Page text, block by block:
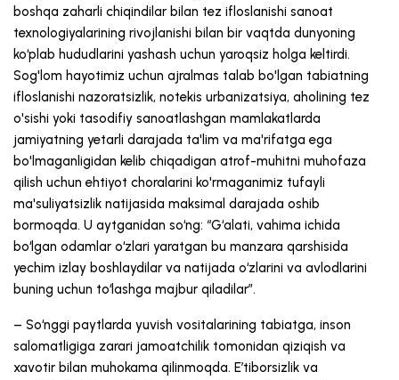
boshqa zaharli chiqindilar bilan tez ifloslanishi sanoat
texnologiyalarining rivojlanishi bilan bir vaqtda dunyoning
ko‘plab hududlarini yashash uchun yaroqsiz holga keltirdi.
Sog'lom hayotimiz uchun ajralmas talab bo'lgan tabiatning
ifloslanishi nazoratsizlik, notekis urbanizatsiya, aholining tez
o'sishi yoki tasodifiy sanoatlashgan mamlakatlarda
jamiyatning yetarli darajada ta'lim va ma'rifatga ega
bo'lmaganligidan kelib chiqadigan atrof-muhitni muhofaza
qilish uchun ehtiyot choralarini ko'rmaganimiz tufayli
ma'suliyatsizlik natijasida maksimal darajada oshib
bormoqda. U aytganidan so‘ng: “G‘alati, vahima ichida
bo‘lgan odamlar o‘zlari yaratgan bu manzara qarshisida
yechim izlay boshlaydilar va natijada o‘zlarini va avlodlarini
buning uchun to‘lashga majbur qiladilar”.
– So‘nggi paytlarda yuvish vositalarining tabiatga, inson
salomatligiga zarari jamoatchilik tomonidan qiziqish va
xavotir bilan muhokama qilinmoqda. E’tiborsizlik va